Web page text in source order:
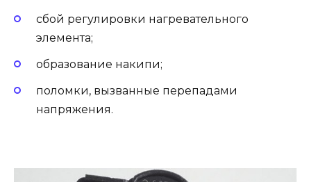
сбой регулировки нагревательного
элемента;
образование накипи;
поломки, вызванные перепадами
напряжения.